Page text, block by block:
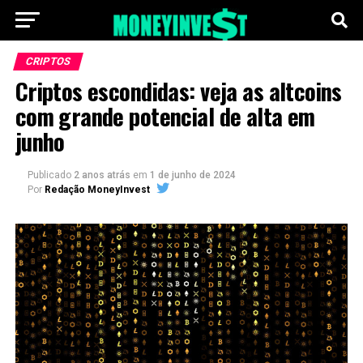
CRIPTOS
Criptos escondidas: veja as altcoins
com grande potencial de alta em
junho
Publicado 2 anos atrás em 1 de junho de 2024
Por Redação MoneyInvest